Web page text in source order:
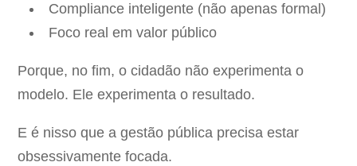
Compliance inteligente (não apenas formal)
Foco real em valor público
Porque, no fim, o cidadão não experimenta o
modelo. Ele experimenta o resultado.
E é nisso que a gestão pública precisa estar
obsessivamente focada.